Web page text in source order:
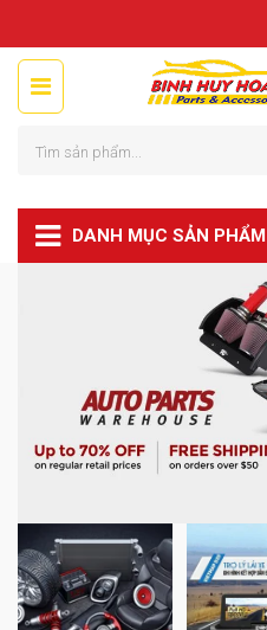
DANH MỤC SẢN PHẨM